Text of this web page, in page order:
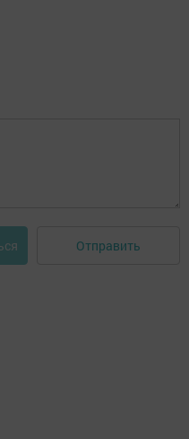
Отправить